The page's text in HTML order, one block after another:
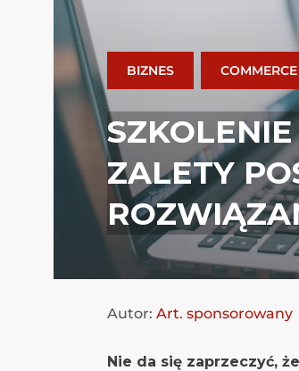
BIZNES COMMERCE
ZALETY
Autor: Art. sponsorowany
Nie da się zaprzeczyć,